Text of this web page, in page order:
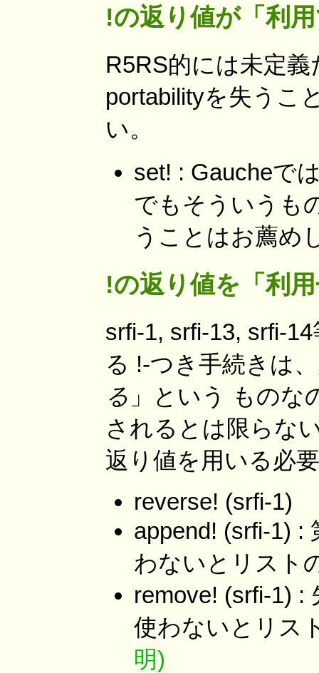
!の返り値が「利
R5RS的には未定
portabilityを失うこ
い。
set! : Gaucheで
でもそういうも
うことはお薦め
!の返り値を「利
srfi-1, srfi-13, srfi-
る !-つき手続きは
る 」という ものな
されるとは限らな
返り値を用いる必
reverse! (srfi-1)
append! (srfi-1) :
わないとリスト
remove! (srfi-1) :
使わないとリス
明)